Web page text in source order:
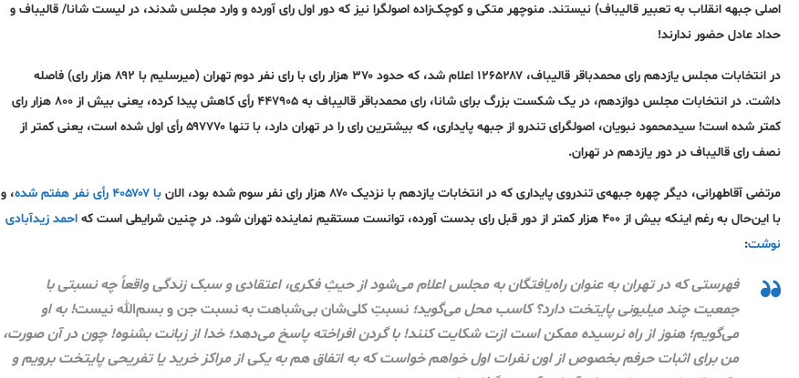
اصلی جبهه انقلاب به تعبیر قالیباف) نیستند. منوچهر متکی و کوچک‌زاده اصولگرا نیز که دور اول رای آورده‌ و وارد مجلس شدند، در لیست شانا/ قالیباف و
حداد عادل حضور ندارند!
در انتخابات مجلس یازدهم رای محمدباقر قالیباف، ۱۲۶۵۲۸۷
اعلام شد، که حدود ۳۷۰ هزار رای با رای نفر دوم تهران (میرسلیم با ۸۹۲ هزار رای) فاصله
داشت. در انتخابات مجلس دوازدهم، در یک شکست بزرگ برای شانا، رای محمدباقر قالیباف به ۴۴۷۹۰۵ رأی کاهش پیدا کرده، یعنی
بیش از ۸۰۰ هزار رای
کمتر شده است! سیدمحمود نبویان، اصولگرای تندرو از جبهه پایداری، که بیشترین رای را در تهران دارد، با تنها ۵۹۷۷۷۰ رأی اول شده است، یعنی کمتر از
نصف رای قالیباف در دور یازدهم در تهران.
مرتضی آقاطهرانی، دیگر چهره جبهه‌ی تندروی پایداری که در انتخابات یازدهم با نزدیک ۸۷۰ هزار رای نفر سوم شده بود، الان با ۴۰۵۷۰۷ رأی نفر هفتم شده
، و
با این‌حال به رغم اینکه بیش از ۴۰۰ هزار کمتر از دور قبل رای بدست آورده، توانست مستقیم نماینده تهران شود. در چنین شرایطی است که
احمد زیدآبادی
نوشت:
فهرستی که در تهران به عنوان راه‌یافتگان به مجلس اعلام می‌شود از حیثِ فکری، اعتقادی و سبک زندگی واقعاً چه نسبتی با
جمعیت چند میلیونی پایتخت دارد؟ کاسب محل می‌گوید؛ نسبت‌ِ کلی‌شان بی‌شباهت به نسبت جن و بسم‌الله نیست! به او
می‌گویم؛ هنوز از راه نرسیده ممکن است ازت شکایت کنند! با گردن افراخته پاسخ می‌دهد؛ خدا از زبانت بشنوه! چون در آن صورت،
من برای اثبات حرفم بخصوص از اون نفرات اول خواهم خواست که به اتفاق هم به یکی از مراکز خرید یا تفریحی پایتخت برویم و